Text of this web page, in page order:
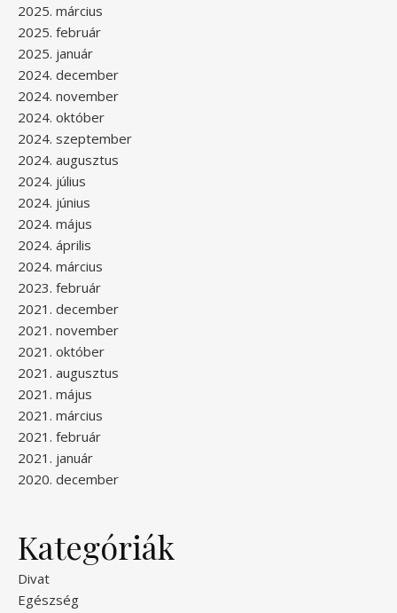
2025. március
2025. február
2025. január
2024. december
2024. november
2024. október
2024. szeptember
2024. augusztus
2024. július
2024. június
2024. május
2024. április
2024. március
2023. február
2021. december
2021. november
2021. október
2021. augusztus
2021. május
2021. március
2021. február
2021. január
2020. december
Kategóriák
Divat
Egészség